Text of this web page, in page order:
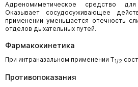
Адреномиметическое средство
Оказывает сосудосуживающее
применении уменьшается отечность
отделов дыхательных путей.
Фармакокинетика
При интраназальном применении T1/2
Противопоказания